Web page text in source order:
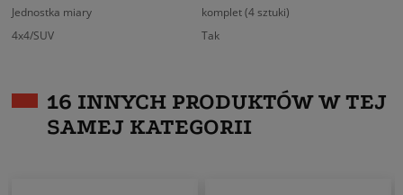
Jednostka miary
komplet (4 sztuki)
4x4/SUV
Tak
16 INNYCH PRODUKTÓW W TEJ
SAMEJ KATEGORII